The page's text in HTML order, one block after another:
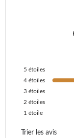
5 étoiles
4 étoiles
3 étoiles
2 étoiles
1 étoile
Trier les avis